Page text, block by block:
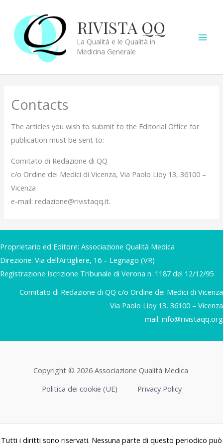
contenuto
RIVISTA QQ
La Qualità e le Qualità in
Medicina Generale
Contacts
The articles you wish to submit to the Editorial Office for
publication must be sent to:
Comitato di Redazione di QQ
c/o Ordine dei Medici di Vicenza, Via Paolo Lioy 13, 36100 –
Vicenza
e-mail: redazione@rivistaqq.it.
Proprietario ed Editore: Associazione Qualità Medica
Direzione: Via dell’Artigliere, 16 – Legnago (VR)
Registrazione Iscrizione Tribunale di Verona n. 1187 del 12/12/95
Comitato di Redazione di QQ c/o Ordine dei Medici di Vicenza
Via Paolo Lioy 13, 36100 – Vicenza
mail: info@rivistaqq.org
Copyright © 2026 Associazione Qualità Medica
Politica dei cookie (UE)
Privacy Policy
Tutti i diritti sono riservati. Nessuna parte di questo periodico può